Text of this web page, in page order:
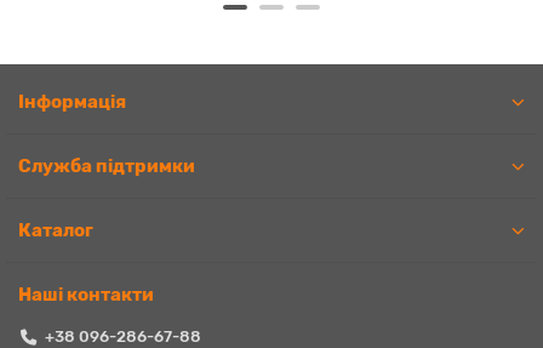
Iнформація
Служба підтримки
Каталог
Наші контакти
+38 096-286-67-88